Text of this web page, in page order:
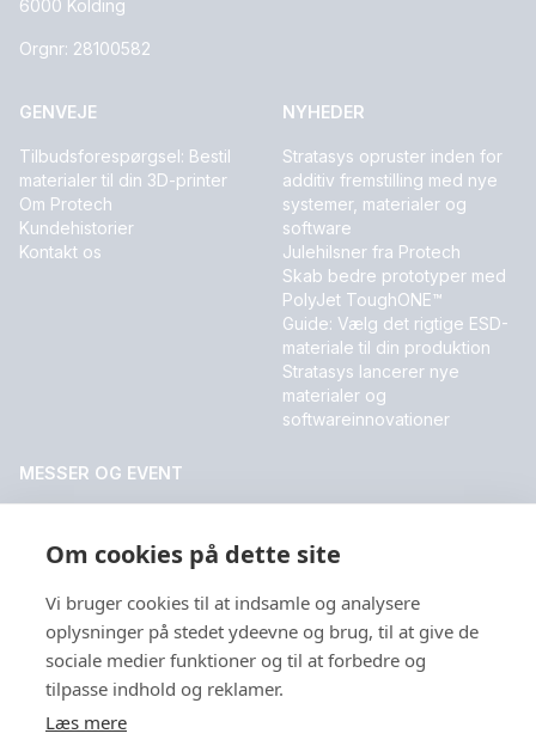
Om cookies på dette site
Vi bruger cookies til at indsamle og analysere
oplysninger på stedet ydeevne og brug, til at give de
sociale medier funktioner og til at forbedre og
tilpasse indhold og reklamer.
Læs mere
6000 Kolding
Orgnr: 28100582
GENVEJE
Tilbudsforespørgsel: Bestil
materialer til din 3D-printer
Om Protech
Kundehistorier
Kontakt os
NYHEDER
Stratasys opruster inden for
additiv fremstilling med nye
systemer, materialer og
software
Julehilsner fra Protech
Skab bedre prototyper med
PolyJet ToughONE™
Guide: Vælg det rigtige ESD-
materiale til din produktion
Stratasys lancerer nye
materialer og
softwareinnovationer
MESSER OG EVENT